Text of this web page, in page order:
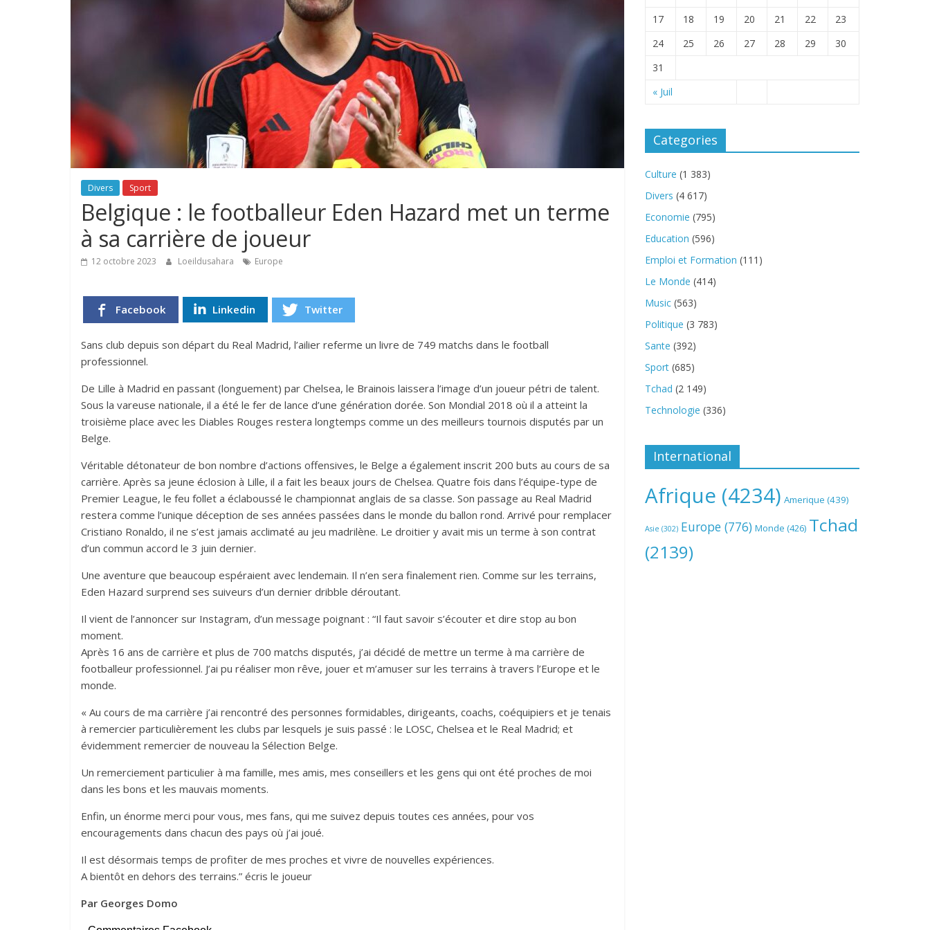
Divers Sport
Belgique : le footballeur Eden Hazard met un terme
à sa carrière de joueur
12 octobre 2023 Loeildusahara Europe
Facebook Linkedin Twitter
Sans club depuis son départ du Real Madrid, l’ailier referme un livre de 749 matchs dans le football
professionnel.
De Lille à Madrid en passant (longuement) par Chelsea, le Brainois laissera l’image d’un joueur pétri de talent.
Sous la vareuse nationale, il a été le fer de lance d’une génération dorée. Son Mondial 2018 où il a atteint la
troisième place avec les Diables Rouges restera longtemps comme un des meilleurs tournois disputés par un
Belge.
Véritable détonateur de bon nombre d’actions offensives, le Belge a également inscrit 200 buts au cours de sa
carrière. Après sa jeune éclosion à Lille, il a fait les beaux jours de Chelsea. Quatre fois dans l’équipe-type de
Premier League, le feu follet a éclaboussé le championnat anglais de sa classe. Son passage au Real Madrid
restera comme l’unique déception de ses années passées dans le monde du ballon rond. Arrivé pour remplacer
Cristiano Ronaldo, il ne s’est jamais acclimaté au jeu madrilène. Le droitier y avait mis un terme à son contrat
d’un commun accord le 3 juin dernier.
Une aventure que beaucoup espéraient avec lendemain. Il n’en sera finalement rien. Comme sur les terrains,
Eden Hazard surprend ses suiveurs d’un dernier dribble déroutant.
Il vient de l’annoncer sur Instagram, d’un message poignant : “Il faut savoir s’écouter et dire stop au bon
moment.
Après 16 ans de carrière et plus de 700 matchs disputés, j’ai décidé de mettre un terme à ma carrière de
footballeur professionnel. J’ai pu réaliser mon rêve, jouer et m’amuser sur les terrains à travers l’Europe et le
monde.
« Au cours de ma carrière j’ai rencontré des personnes formidables, dirigeants, coachs, coéquipiers et je tenais
à remercier particulièrement les clubs par lesquels je suis passé : le LOSC, Chelsea et le Real Madrid; et
évidemment remercier de nouveau la Sélection Belge.
Un remerciement particulier à ma famille, mes amis, mes conseillers et les gens qui ont été proches de moi
dans les bons et les mauvais moments.
Enfin, un énorme merci pour vous, mes fans, qui me suivez depuis toutes ces années, pour vos
encouragements dans chacun des pays où j’ai joué.
Il est désormais temps de profiter de mes proches et vivre de nouvelles expériences.
A bientôt en dehors des terrains.” écris le joueur
Par Georges Domo
« Juil
17
18 19 20 21 22
23
24
25 26 27 28 29
30
31
Categories
Culture (1 383)
Divers (4 617)
Economie (795)
Education (596)
Emploi et Formation (111)
Le Monde (414)
Music (563)
Politique (3 783)
Sante (392)
Sport (685)
Tchad (2 149)
Technologie (336)
International
Afrique (4234) Amerique (439)
Asie (302) Europe (776) Monde (426) Tchad
(2139)